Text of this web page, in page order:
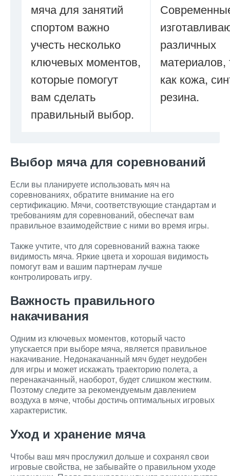
мяча для занятий
спортом важно
учесть несколько
ключевых моментов,
которые помогут
вам сделать
правильный выбор.
различных
материалов,
как кожа,
резина.
Выбор мяча для соревнований
Если вы планируете использовать мяч на
соревнованиях, обратите внимание на его
сертификацию. Мячи, соответствующие стандартам и
требованиям для соревнований, обеспечат вам
правильное взаимодействие с ними во время игры.
Также учтите, что для соревнований важна также
видимость мяча. Яркие цвета и хорошая видимость
помогут вам и вашим партнерам лучше
контролировать игру.
Важность правильного
накачивания
Одним из ключевых моментов, который часто
упускается при выборе мяча, является правильное
накачивание. Недонакачанный мяч будет неудобен
для игры и может искажать траекторию полета, а
перенакачанный, наоборот, будет слишком жестким.
Поэтому следите за рекомендуемым давлением
воздуха в мяче, чтобы достичь оптимальных игровых
характеристик.
Уход и хранение мяча
Чтобы ваш мяч прослужил дольше и сохранял свои
игровые свойства, не забывайте о правильном уходе